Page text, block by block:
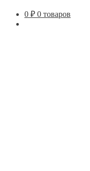
0 ₽ 0 товаров